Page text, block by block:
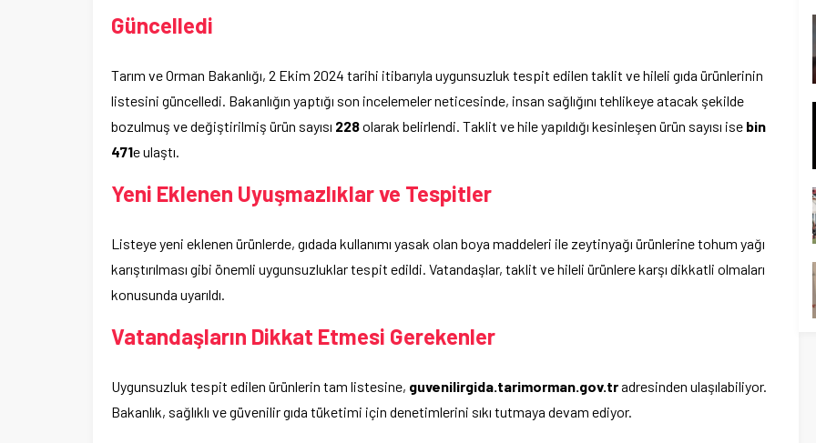
Güncelledi
Tarım ve Orman Bakanlığı, 2 Ekim 2024 tarihi itibarıyla uygunsuzluk tespit edilen taklit ve hileli gıda ürünlerinin
listesini güncelledi. Bakanlığın yaptığı son incelemeler neticesinde, insan sağlığını tehlikeye atacak şekilde
bozulmuş ve değiştirilmiş ürün sayısı 228olarak belirlendi. Taklit ve hile yapıldığı kesinleşen ürün sayısı ise bin
471e ulaştı.
Yeni Eklenen Uyuşmazlıklar ve Tespitler
Listeye yeni eklenen ürünlerde, gıdada kullanımı yasak olan boya maddeleri ile zeytinyağı ürünlerine tohum yağı
karıştırılması gibi önemli uygunsuzluklar tespit edildi. Vatandaşlar, taklit ve hileli ürünlere karşı dikkatli olmaları
konusunda uyarıldı.
Vatandaşların Dikkat Etmesi Gerekenler
Uygunsuzluk tespit edilen ürünlerin tam listesine, guvenilirgida.tarimorman.gov.tradresinden ulaşılabiliyor.
Bakanlık, sağlıklı ve güvenilir gıda tüketimi için denetimlerini sıkı tutmaya devam ediyor.